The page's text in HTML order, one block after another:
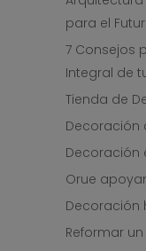
para el
7 Consejos
Integral de
Tienda de
Decoración
Decoración
Orue
Decoración
Reformar